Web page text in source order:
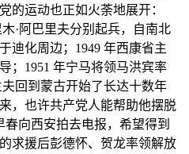
的运动也正如火荼地展开：
·阿巴里夫分别起兵，自南北
迪化周边；1949 年西康省主
；1951 年宁马将领马洪宾率
回到蒙古开始了长达十数年
，也许共产党人能帮助他摆脱
春向西安拍去电报，希望得到
求援后彭德怀、贺龙率领解放